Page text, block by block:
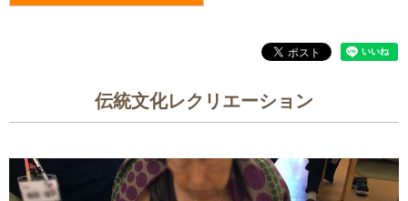
伝統文化レクリエーション